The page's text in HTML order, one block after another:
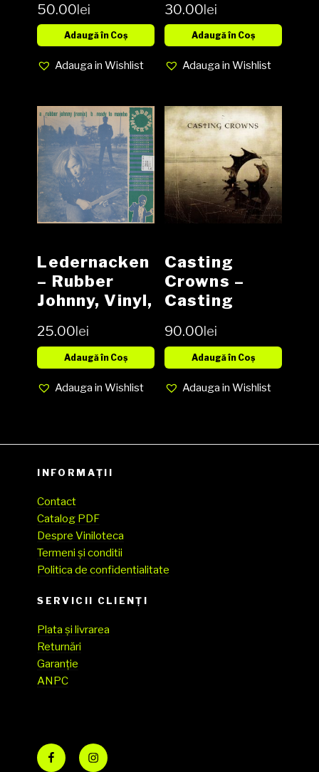
50.00lei
Adaugă în Coș
Adauga in Wishlist
30.00lei
Adaugă în Coș
Adauga in Wishlist
Ledernacken
– Rubber
Johnny, Vinyl,
Limited
Edition,
Cover VG
25.00lei
Adaugă în Coș
Adauga in Wishlist
Casting
Crowns ‎–
Casting
90.00lei
Adaugă în Coș
Adauga in Wishlist
INFORMAȚII
Contact
Catalog PDF
Despre Viniloteca
Termeni și conditii
Politica de confidentialitate
SERVICII CLIENŢI
Plata și livrarea
Returnări
Garanție
ANPC
FacebookInstagram